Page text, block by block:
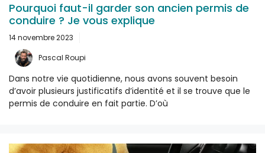
Pourquoi faut-il garder son ancien permis de
conduire ? Je vous explique
14 novembre 2023
Pascal Roupi
Dans notre vie quotidienne, nous avons souvent besoin
d’avoir plusieurs justificatifs d’identité et il se trouve que le
permis de conduire en fait partie. D’où